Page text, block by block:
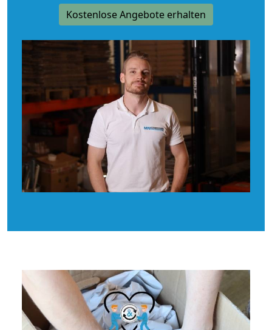
Kostenlose Angebote erhalten